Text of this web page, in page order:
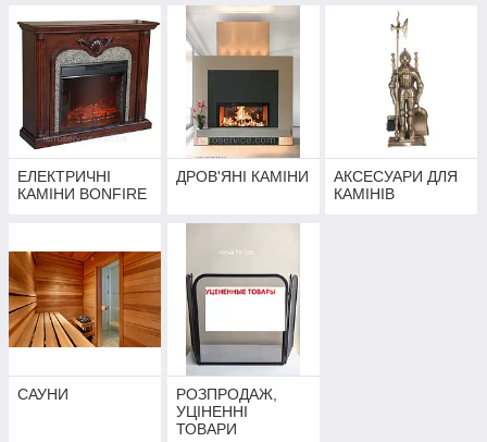
ЕЛЕКТРИЧНІ
КАМІНИ BONFIRE
ДРОВ'ЯНІ КАМІНИ
АКСЕСУАРИ ДЛЯ
КАМІНІВ
САУНИ
РОЗПРОДАЖ,
УЦІНЕННІ
ТОВАРИ